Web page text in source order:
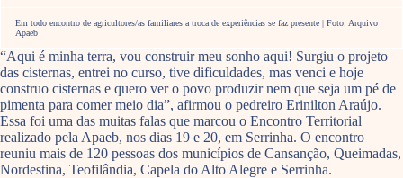
Em todo encontro de agricultores/as familiares a troca de experiências se faz presente | Foto: Arquivo
Apaeb
“Aqui é minha terra, vou construir meu sonho aqui! Surgiu o projeto
das cisternas, entrei no curso, tive dificuldades, mas venci e hoje
construo cisternas e quero ver o povo produzir nem que seja um pé de
pimenta para comer meio dia”, afirmou o pedreiro Erinilton Araújo.
Essa foi uma das muitas falas que marcou o Encontro Territorial
realizado pela Apaeb, nos dias 19 e 20, em Serrinha. O encontro
reuniu mais de 120 pessoas dos municípios de Cansanção, Queimadas,
Nordestina, Teofilândia, Capela do Alto Alegre e Serrinha.